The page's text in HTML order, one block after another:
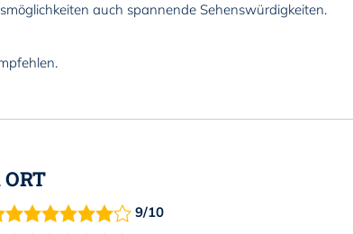
auch spannende Sehenswürdigkeiten.
9/10